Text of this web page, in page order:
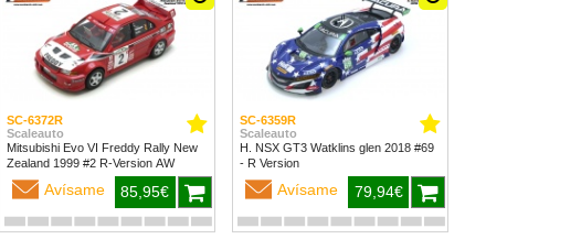
SC-6372R
Scaleauto
Mitsubishi Evo VI Freddy Rally New
Zealand 1999 #2 R-Version AW
Avísame 85,95€
SC-6359R
Scaleauto
H. NSX GT3 Watklins glen 2018 #69
- R Version
Avísame 79,94€